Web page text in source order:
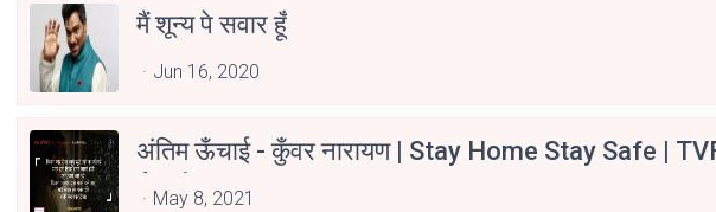
मैं शून्य पे सवार हूँ
Jun 16, 2020
अंतिम ऊँचाई - कुँवर नारायण | Stay Home Stay Safe |
Aspirants
May 8, 2021